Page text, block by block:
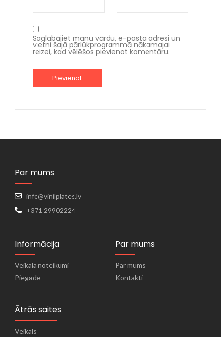
Saglabājiet manu vārdu, e-pasta adresi un
vietni šajā pārlūkprogrammā nākamajai
reizei, kad vēlēšos pievienot komentāru.
Par mums
info@vinilplates.lv
+371 29902224
Informācija
Veikala noteikumi
Piegāde
Par mums
Par mums
Kontakti
Ātrās saites
Veikals